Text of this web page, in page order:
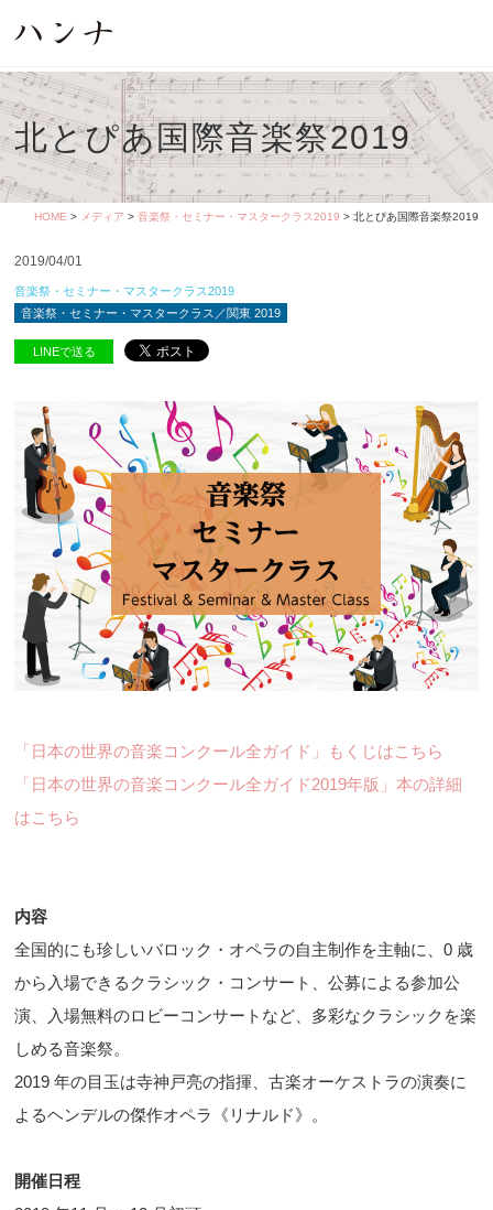
北とぴあ国際音楽祭2019
HOME > メディア > 音楽祭・セミナー・マスタークラス2019 > 北とぴあ国際音楽祭2019
2019/04/01
音楽祭・セミナー・マスタークラス2019
音楽祭・セミナー・マスタークラス／関東 2019
LINEで送る
「日本の世界の音楽コンクール全ガイド」もくじはこちら
「日本の世界の音楽コンクール全ガイド2019年版」本の詳細
はこちら
内容
全国的にも珍しいバロック・オペラの自主制作を主軸に、0 歳
から入場できるクラシック・コンサート、公募による参加公
演、入場無料のロビーコンサートなど、多彩なクラシックを楽
しめる音楽祭。
2019 年の目玉は寺神戸亮の指揮、古楽オーケストラの演奏に
よるヘンデルの傑作オペラ《リナルド》。
開催日程